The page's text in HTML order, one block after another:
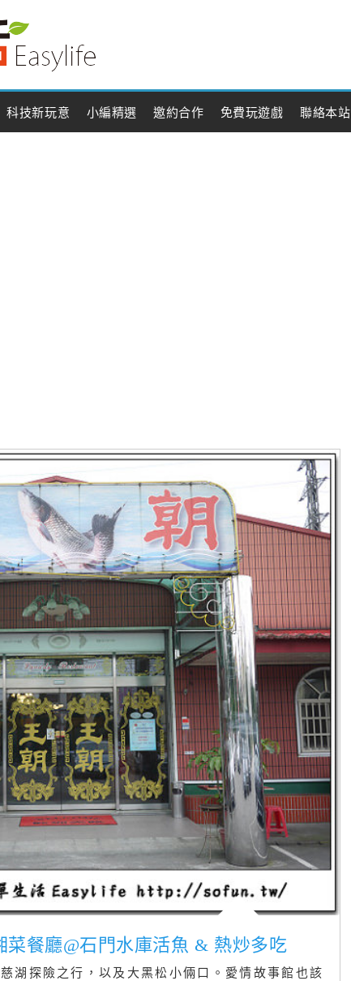
科技新玩意 小編精選 邀約合作 免費玩遊戲 聯絡本站
餐廳@石門水庫活魚 & 熱炒多吃
湖探險之行，以及大黑松小倆口。愛情故事館也該